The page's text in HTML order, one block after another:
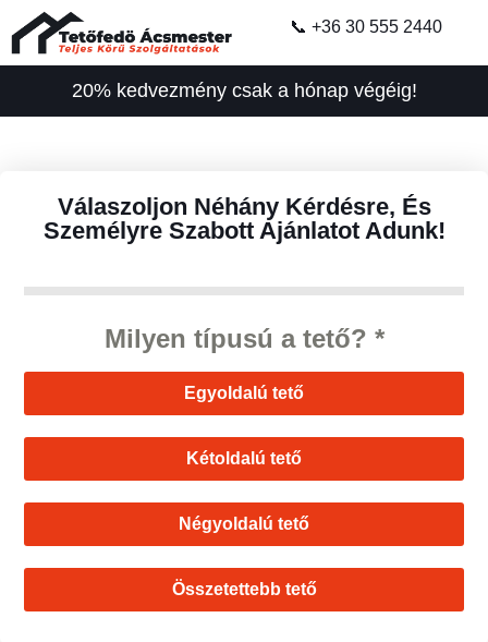
📞 +36 30 555 2440
20% kedvezmény csak a hónap végéig!
Válaszoljon Néhány Kérdésre, És
Személyre Szabott Ajánlatot Adunk!
Milyen típusú a tető? *
Egyoldalú tető
Kétoldalú tető
Négyoldalú tető
Összetettebb tető